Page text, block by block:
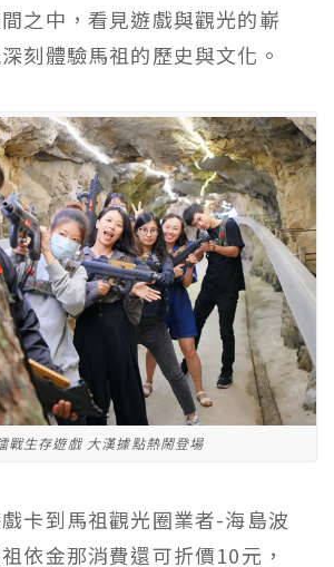
之中，看見遊戲與觀光的嶄
刻體驗馬祖的歷史與文化。
戰生存遊戲 大漢據點熱鬧登場
卡到馬祖觀光圈業者-海島波
依金那消費還可折價10元，